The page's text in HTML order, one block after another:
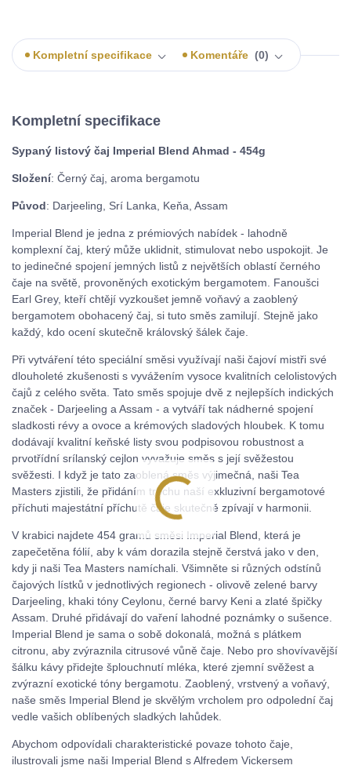
Kompletní specifikace Komentáře 0
Kompletní specifikace
Sypaný listový čaj Imperial Blend Ahmad - 454g
Složení: Černý čaj, aroma bergamotu
Původ: Darjeeling, Srí Lanka, Keňa, Assam
Imperial Blend je jedna z prémiových nabídek - lahodně
komplexní čaj, který může uklidnit, stimulovat nebo uspokojit. Je
to jedinečné spojení jemných listů z největších oblastí černého
čaje na světě, provoněných exotickým bergamotem. Fanoušci
Earl Grey, kteří chtějí vyzkoušet jemně voňavý a zaoblený
bergamotem obohacený čaj, si tuto směs zamilují. Stejně jako
každý, kdo ocení skutečně královský šálek čaje.
Při vytváření této speciální směsi využívají naši čajoví mistři své
dlouholeté zkušenosti s vyvážením vysoce kvalitních celolistových
čajů z celého světa. Tato směs spojuje dvě z nejlepších indických
značek - Darjeeling a Assam - a vytváří tak nádherné spojení
sladkosti révy a ovoce a krémových sladových hloubek. K tomu
dodávají kvalitní keňské listy svou podpisovou robustnost a
prvotřídní srílanský cejlon vyvažuje směs s její svěžestou
svěžesti. I když je tato zaoblená směs výjimečná, naši Tea
Masters zjistili, že přidáním trochu naší exkluzivní bergamotové
příchuti majestátní příchutě čaje skutečně zpívají v harmonii.
V krabici najdete 454 gramů směsi Imperial Blend, která je
zapečetěna fólií, aby k vám dorazila stejně čerstvá jako v den,
kdy ji naši Tea Masters namíchali. Všimněte si různých odstínů
čajových lístků v jednotlivých regionech - olivově zelené barvy
Darjeeling, khaki tóny Ceylonu, černé barvy Keni a zlaté špičky
Assam. Druhé přidávají do vaření lahodné poznámky o sušence.
Imperial Blend je sama o sobě dokonalá, možná s plátkem
citronu, aby zvýraznila citrusové vůně čaje. Nebo pro shovívavější
šálku kávy přidejte šplouchnutí mléka, které zjemní svěžest a
zvýrazní exotické tóny bergamotu. Zaoblený, vrstvený a voňavý,
naše směs Imperial Blend je skvělým vrcholem pro odpolední čaj
vedle vašich oblíbených sladkých lahůdek.
Abychom odpovídali charakteristické povaze tohoto čaje,
ilustrovali jsme naši Imperial Blend s Alfredem Vickersem